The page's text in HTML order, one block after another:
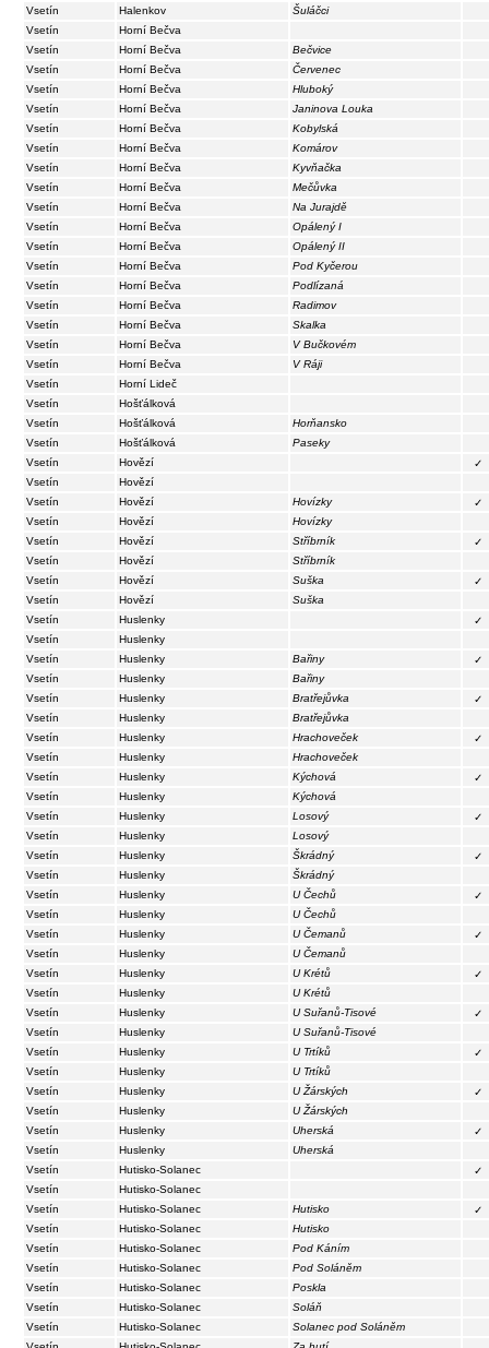
Vsetín
Halenkov
Šuláčci
Vsetín
Horní Bečva
Vsetín
Horní Bečva
Bečvice
Vsetín
Horní Bečva
Červenec
Vsetín
Horní Bečva
Hluboký
Vsetín
Horní Bečva
Janinova Louka
Vsetín
Horní Bečva
Kobylská
Vsetín
Horní Bečva
Komárov
Vsetín
Horní Bečva
Kyvňačka
Vsetín
Horní Bečva
Mečůvka
Vsetín
Horní Bečva
Na Jurajdě
Vsetín
Horní Bečva
Opálený I
Vsetín
Horní Bečva
Opálený II
Vsetín
Horní Bečva
Pod Kyčerou
Vsetín
Horní Bečva
Podlízaná
Vsetín
Horní Bečva
Radimov
Vsetín
Horní Bečva
Skalka
Vsetín
Horní Bečva
V Bučkovém
Vsetín
Horní Bečva
V Ráji
Vsetín
Horní Lideč
Vsetín
Hošťálková
Vsetín
Hošťálková
Horňansko
Vsetín
Hošťálková
Paseky
Vsetín
Hovězí
✓
Vsetín
Hovězí
Vsetín
Hovězí Hovízky
✓
Vsetín
Hovězí
Hovízky
Vsetín
Hovězí Stříbrník
✓
Vsetín
Hovězí
Stříbrník
Vsetín
Hovězí Suška
✓
Vsetín
Hovězí
Suška
Vsetín
Huslenky
✓
Vsetín
Huslenky
Vsetín
Huslenky Bařiny
✓
Vsetín
Huslenky
Bařiny
Vsetín
Huslenky Bratřejůvka
✓
Vsetín
Huslenky
Bratřejůvka
Vsetín
Huslenky Hrachoveček
✓
Vsetín
Huslenky
Hrachoveček
Vsetín
Huslenky Kýchová
✓
Vsetín
Huslenky
Kýchová
Vsetín
Huslenky Losový
✓
Vsetín
Huslenky
Losový
Vsetín
Huslenky Škrádný
✓
Vsetín
Huslenky
Škrádný
Vsetín
Huslenky U Čechů
✓
Vsetín
Huslenky
U Čechů
Vsetín
Huslenky U Čemanů
✓
Vsetín
Huslenky
U Čemanů
Vsetín
Huslenky U Krétů
✓
Vsetín
Huslenky
U Krétů
Vsetín
Huslenky U Suřanů-Tisové
✓
Vsetín
Huslenky
U Suřanů-Tisové
Vsetín
Huslenky U Trtíků
✓
Vsetín
Huslenky
U Trtíků
Vsetín
Huslenky U Žárských
✓
Vsetín
Huslenky
U Žárských
Vsetín
Huslenky Uherská
✓
Vsetín
Huslenky
Uherská
Vsetín
Hutisko-Solanec
✓
Vsetín
Hutisko-Solanec
Vsetín
Hutisko-Solanec Hutisko
✓
Vsetín
Hutisko-Solanec
Hutisko
Vsetín
Hutisko-Solanec
Pod Káním
Vsetín
Hutisko-Solanec
Pod Soláněm
Vsetín
Hutisko-Solanec
Poskla
Vsetín
Hutisko-Solanec
Soláň
Vsetín
Hutisko-Solanec
Solanec pod Soláněm